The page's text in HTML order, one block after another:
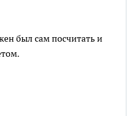
был сам посчитать и